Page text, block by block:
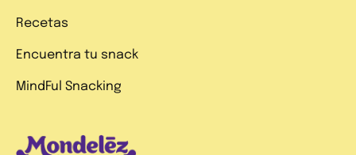
Recetas
Encuentra tu snack
MindFul Snacking